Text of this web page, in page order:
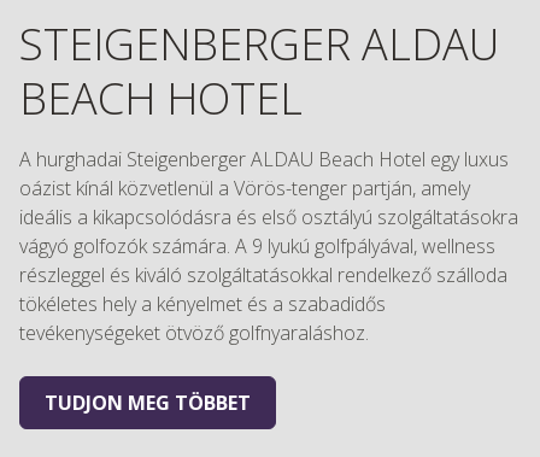
STEIGENBERGER ALDAU
BEACH HOTEL
A hurghadai Steigenberger ALDAU Beach Hotel egy luxus
oázist kínál közvetlenül a Vörös-tenger partján, amely
ideális a kikapcsolódásra és első osztályú szolgáltatásokra
vágyó golfozók számára. A 9 lyukú golfpályával, wellness
részleggel és kiváló szolgáltatásokkal rendelkező szálloda
tökéletes hely a kényelmet és a szabadidős
tevékenységeket ötvöző golfnyaraláshoz.
TUDJON MEG TÖBBET